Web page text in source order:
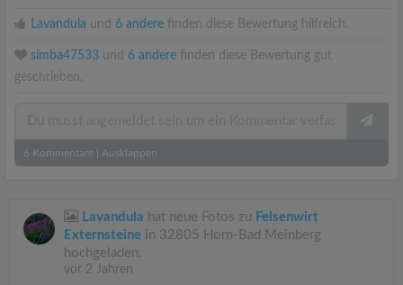
Lavandula und 6 andere finden diese Bewertung hilfreich.
simba47533 und 6 andere finden diese Bewertung gut
geschrieben.
6 Kommentare Ausklappen
Lavandula hat neue Fotos zu Felsenwirt
Externsteine in 32805 Horn-Bad Meinberg
hochgeladen.
vor 2 Jahren